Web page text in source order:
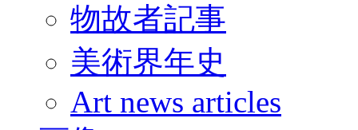
物故者記事
美術界年史
Art news articles